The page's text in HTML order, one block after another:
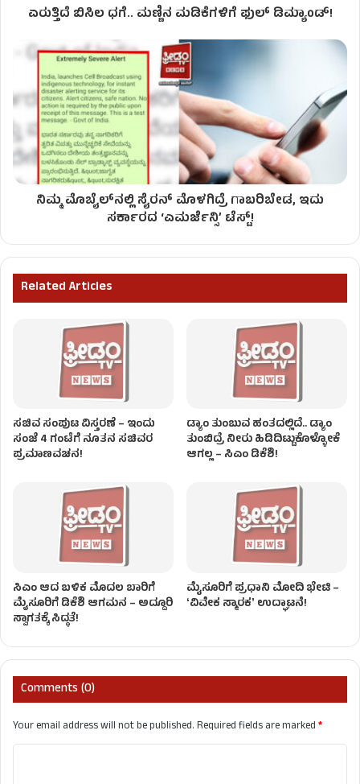
ಏರುತ್ತಿದೆ ಬಿಸಿಲ ಧಗೆ.. ಮಣ್ಣಿನ ಮಡಿಕೆಗಳಿಗೆ ಫುಲ್ ಡಿಮ್ಯಾಂಡ್!
ನಿಮ್ಮ ಮೊಬೈಲ್​​ನಲ್ಲಿ ಸೈರನ್ ಮೊಳಗಿದ್ರೆ ಗಾಬರಿಬೇಡ, ಇದು
ಸರ್ಕಾರದ ‘ಎಮರ್ಜೆನ್ಸಿ’ ಟೆಸ್ಟ್!
Related Articles
ಸಚಿವ ಸಂಪುಟ ವಿಸ್ತರಣೆ – ಇಂದು
ಸಂಜೆ 4 ಗಂಟೆಗೆ ನೂತನ ಸಚಿವರ
ಪ್ರಮಾಣವಚನ!
ಡ್ಯಾಂ ತುಂಬುವ ಹಂತದಲ್ಲಿದೆ.. ಡ್ಯಾಂ
ತುಂಬಿದ್ರೆ ನೀರು ಹಿಡಿದಿಟ್ಟುಕೊಳ್ಳೋಕೆ
ಆಗಲ್ಲ – ಸಿಎಂ ಡಿಕೆಶಿ!
ಸಿಎಂ ಆದ ಬಳಿಕ ಮೊದಲ ಬಾರಿಗೆ
ಮೈಸೂರಿಗೆ ಡಿಕೆಶಿ ಆಗಮನ – ಅದ್ದೂರಿ
ಸ್ವಾಗತಕ್ಕೆ ಸಿದ್ಧತೆ!
ಮೈಸೂರಿಗೆ ಪ್ರಧಾನಿ ಮೋದಿ ಭೇಟಿ –
ʻವಿವೇಕ ಸ್ಮಾರಕʼ ಉದ್ಘಾಟನೆ!
Comments (0)
Your email address will not be published.Required fields are marked*